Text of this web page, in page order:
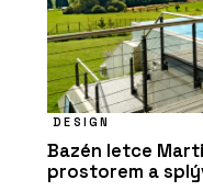
DESIGN
Bazén letce
prostorem a